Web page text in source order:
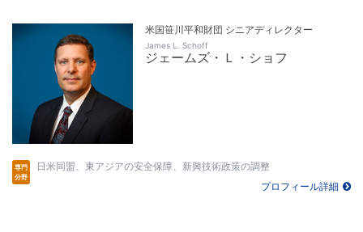
米国笹川平和財団 シニアディレクター
James L. Schoff
ジェームズ・Ｌ・ショフ
日米同盟、東アジアの安全保障、新興技術政策の調整
プロフィール詳細